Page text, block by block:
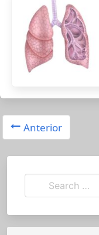
Anterior